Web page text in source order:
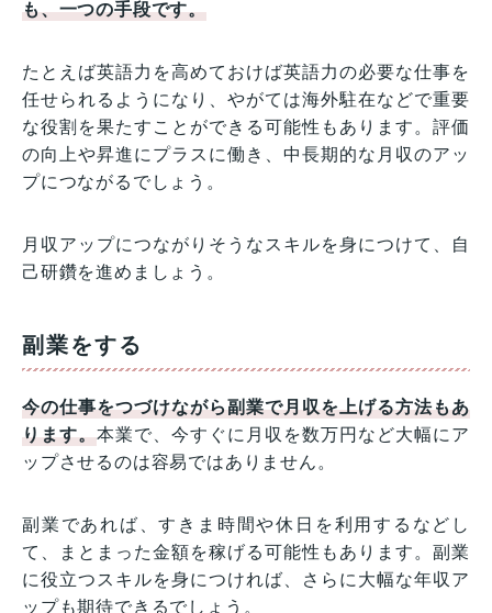
も、一つの手段です。
たとえば英語力を高めておけば英語力の必要な仕事を
任せられるようになり、やがては海外駐在などで重要
な役割を果たすことができる可能性もあります。評価
の向上や昇進にプラスに働き、中長期的な月収のアッ
プにつながるでしょう。
月収アップにつながりそうなスキルを身につけて、自
己研鑽を進めましょう。
副業をする
今の仕事をつづけながら副業で月収を上げる方法もあ
ります。本業で、今すぐに月収を数万円など大幅にア
ップさせるのは容易ではありません。
副業であれば、すきま時間や休日を利用するなどし
て、まとまった金額を稼げる可能性もあります。副業
に役立つスキルを身につければ、さらに大幅な年収ア
ップも期待できるでしょう。